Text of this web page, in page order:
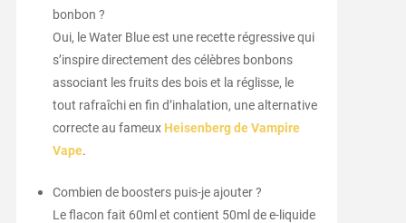
bonbon ?
Oui, le Water Blue est une recette régressive qui
s’inspire directement des célèbres bonbons
associant les fruits des bois et la réglisse, le
tout rafraîchi en fin d’inhalation, une alternative
correcte au fameux Heisenberg de Vampire
Vape.
Combien de boosters puis-je ajouter ?
Le flacon fait 60ml et contient 50ml de e-liquide